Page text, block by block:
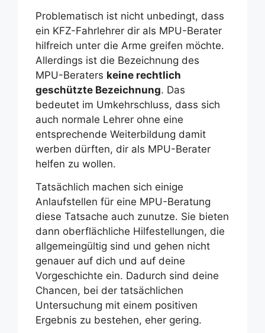
Problematisch ist nicht unbedingt, dass
ein KFZ-Fahrlehrer dir als MPU-Berater
hilfreich unter die Arme greifen möchte.
Allerdings ist die Bezeichnung des
MPU-Beraters keine rechtlich
geschützte Bezeichnung. Das
bedeutet im Umkehrschluss, dass sich
auch normale Lehrer ohne eine
entsprechende Weiterbildung damit
werben dürften, dir als MPU-Berater
helfen zu wollen.
Tatsächlich machen sich einige
Anlaufstellen für eine MPU-Beratung
diese Tatsache auch zunutze. Sie bieten
dann oberflächliche Hilfestellungen, die
allgemeingültig sind und gehen nicht
genauer auf dich und auf deine
Vorgeschichte ein. Dadurch sind deine
Chancen, bei der tatsächlichen
Untersuchung mit einem positiven
Ergebnis zu bestehen, eher gering.